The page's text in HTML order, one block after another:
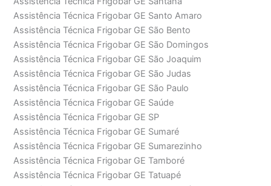
Assistência Técnica Frigobar GE Santo Amaro
Assistência Técnica Frigobar GE São Bento
Assistência Técnica Frigobar GE São Domingos
Assistência Técnica Frigobar GE São Joaquim
Assistência Técnica Frigobar GE São Judas
Assistência Técnica Frigobar GE São Paulo
Assistência Técnica Frigobar GE Saúde
Assistência Técnica Frigobar GE SP
Assistência Técnica Frigobar GE Sumaré
Assistência Técnica Frigobar GE Sumarezinho
Assistência Técnica Frigobar GE Tamboré
Assistência Técnica Frigobar GE Tatuapé